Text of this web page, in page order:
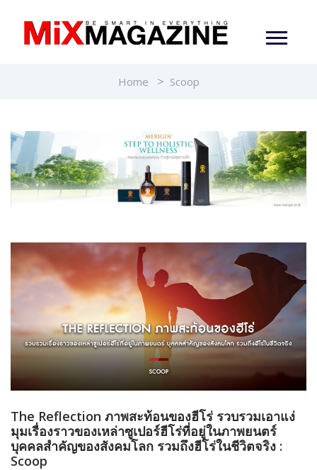
Home Scoop
The Reflection ภาพสะท้อนของฮีโร่ รวบรวมเอาแง่
มุมเรื่องราวของเหล่าซูเปอร์ฮีโร่ที่อยู่ในภาพยนตร์
บุคคลสำคัญของสังคมโลก รวมถึงฮีโร่ในชีวิตจริง :
Scoop